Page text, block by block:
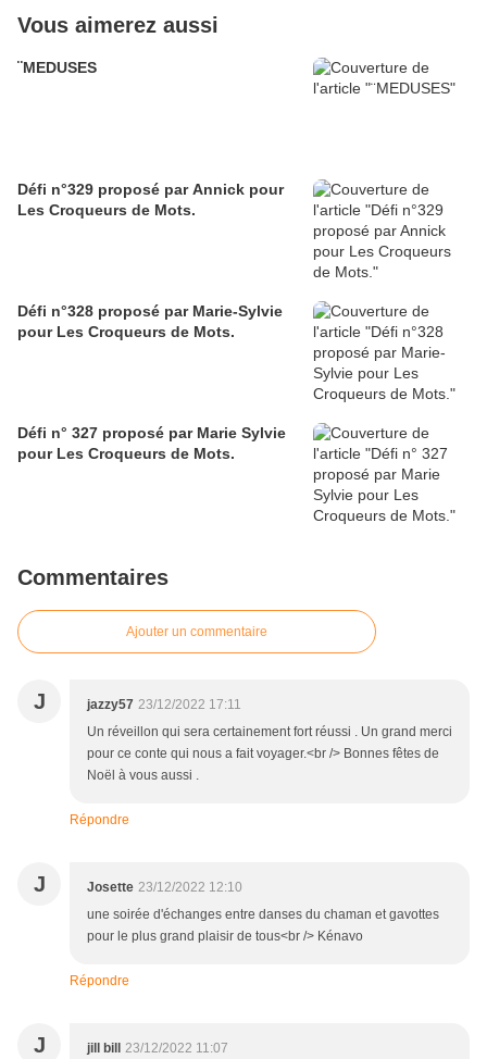
Vous aimerez aussi
¨MEDUSES
Défi n°329 proposé par Annick pour
Les Croqueurs de Mots.
Défi n°328 proposé par Marie-Sylvie
pour Les Croqueurs de Mots.
Défi n° 327 proposé par Marie Sylvie
pour Les Croqueurs de Mots.
Commentaires
Ajouter un commentaire
J jazzy57 23/12/2022 17:11
Un réveillon qui sera certainement fort réussi . Un grand merci
pour ce conte qui nous a fait voyager.<br /> Bonnes fêtes de
Noël à vous aussi .
Répondre
J Josette 23/12/2022 12:10
une soirée d'échanges entre danses du chaman et gavottes
pour le plus grand plaisir de tous<br /> Kénavo
Répondre
J jill bill
23/12/2022 11:07